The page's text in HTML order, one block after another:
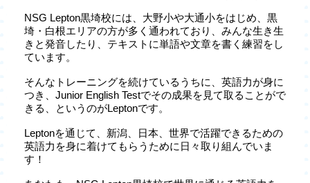
NSG Lepton黒埼校には、大野小や大通小をはじめ、黒
埼・白根エリアの方が多く通われており、みんな生き生
きと発音したり、テキストに単語や文章を書く練習をし
ています。
そんなトレーニングを続けているうちに、英語力が身に
つき、Junior English Testでその成果を見て取ることがで
きる、というのがLeptonです。
Leptonを通じて、新潟、日本、世界で活躍できるための
英語力を身に着けてもらうために日々取り組んでいま
す！